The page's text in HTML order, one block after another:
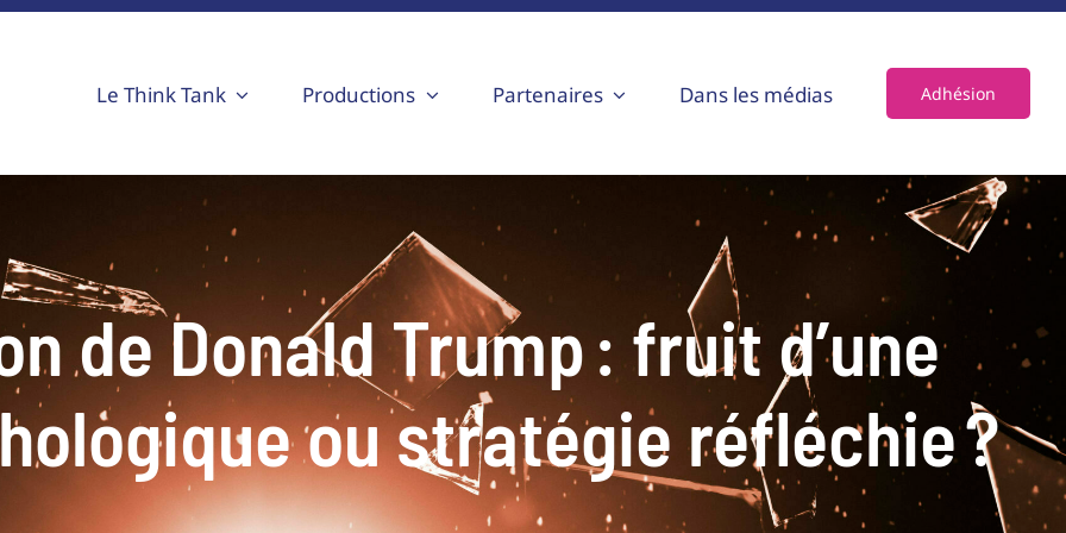
Le Think Tank Productions Partenaires Dans les médias Adhésion
de Donald Trump : fruit d’une
ou stratégie réfléchie ?